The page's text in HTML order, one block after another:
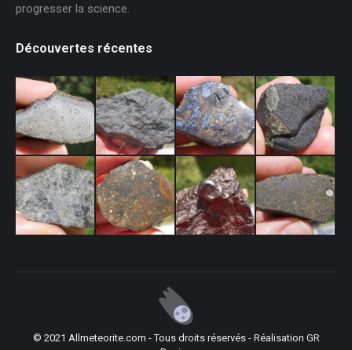
progresser la science.
Découvertes récentes
© 2021 Allmeteorite.com - Tous droits réservés - Réalisation GR